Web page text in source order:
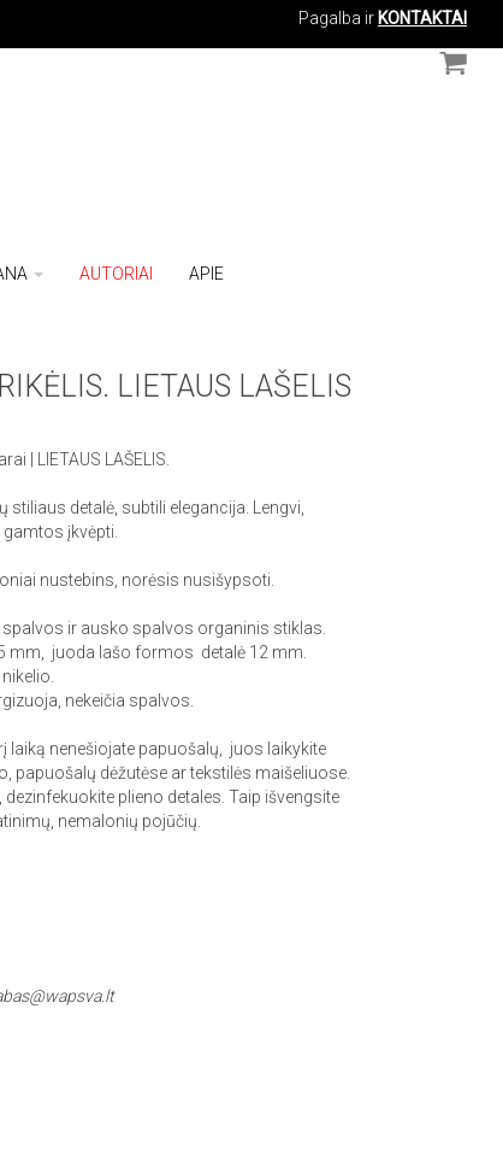
Pagalba ir KONTAKTAI
AUTORIAI APIE
LIETAUS LAŠELIS
| LIETAUS LAŠELIS.
stiliaus detalė, subtili elegancija. Lengvi,
įkvėpti.
nustebins, norėsis nusišypsoti.
ir ausko spalvos organinis stiklas.
mm, juoda lašo formos detalė 12 mm.
nekeičia spalvos.
laiką nenešiojate papuošalų, juos laikykite
papuošalų dėžutėse ar tekstilės maišeliuose.
plieno detales. Taip išvengsite
nemalonių pojūčių.